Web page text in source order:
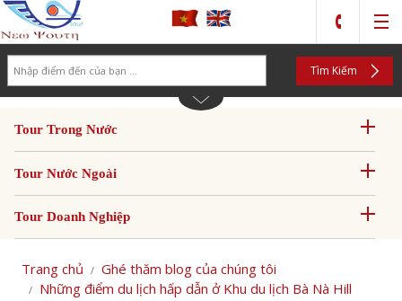
Tìm Kiếm
Tour Trong Nước
Tour Nước Ngoài
Tour Doanh Nghiệp
Trang chủ
Ghé thăm blog của chúng tôi
Những điểm du lịch hấp dẫn ở Khu du lịch Bà Nà Hill